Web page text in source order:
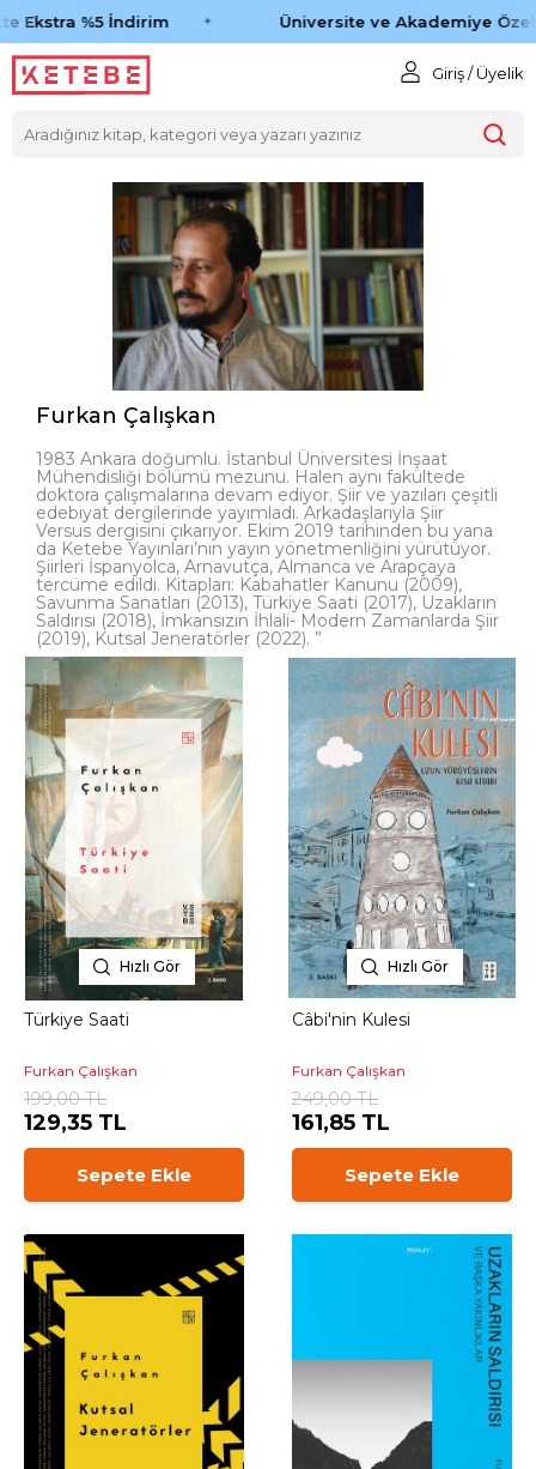
Ekstra %5 İndirim Üniversite ve Akademiye Özel
Giriş / Üyelik
Furkan Çalışkan
1983 Ankara doğumlu. İstanbul Üniversitesi İnşaat
Mühendisliği bölümü mezunu. Halen aynı fakültede
doktora çalışmalarına devam ediyor. Şiir ve yazıları çeşitli
edebiyat dergilerinde yayımladı. Arkadaşlarıyla Şiir
Versus dergisini çıkarıyor. Ekim 2019 tarihinden bu yana
da Ketebe Yayınları’nın yayın yönetmenliğini yürütüyor.
Şiirleri İspanyolca, Arnavutça, Almanca ve Arapçaya
tercüme edildi. Kitapları: Kabahatler Kanunu (2009),
Savunma Sanatları (2013), Türkiye Saati (2017), Uzakların
Saldırısı (2018), İmkansızın İhlali- Modern Zamanlarda Şiir
(2019), Kutsal Jeneratörler (2022). ”
Hızlı Gör
Türkiye Saati
Furkan Çalışkan
199,00 TL
129,35 TL
Sepete Ekle
Hızlı Gör
Câbi'nin Kulesi
Furkan Çalışkan
249,00 TL
161,85 TL
Sepete Ekle